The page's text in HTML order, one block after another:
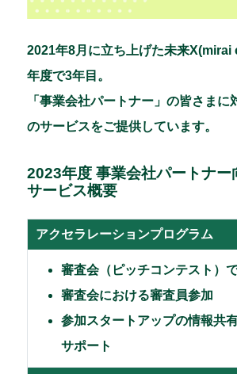
2021年8月に立ち上げた未来
年度で3年目。
「事業会社パートナー」の皆さまに
のサービスをご提供しています。
2023年度 事業会社パートナー
サービス概要
アクセラレーションプログラム
審査会（ピッチコンテスト）
審査会における審査員参加
参加スタートアップの情報共
サポート